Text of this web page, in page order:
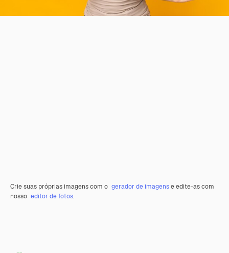
Crie suas próprias imagens com o gerador de imagense edite-as com
nosso editor de fotos.